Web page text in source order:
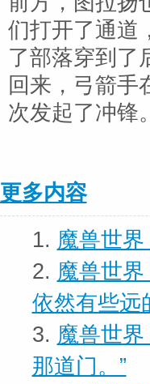
们打开了通道
了部落穿到了
回来，弓箭手
次发起了冲锋
更多内容
1. 魔兽世界
2. 魔兽世界
依然有些远
3. 魔兽世界
那道门。”